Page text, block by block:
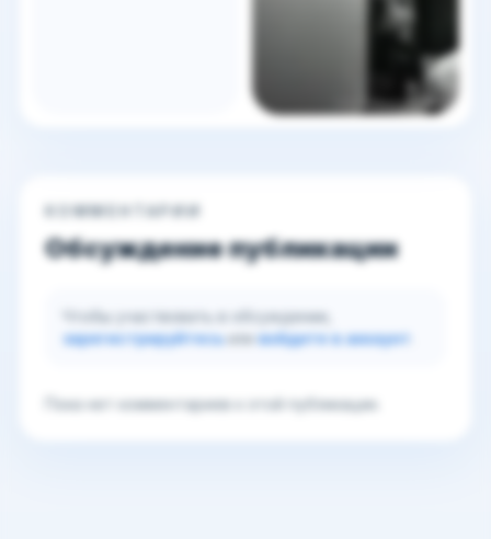
Обсуждение публикации
Чтобы участвовать в обсуждении,
зарегистрируйтесьили войдите в аккаунт
Пока нет комментариев к этой публикации.